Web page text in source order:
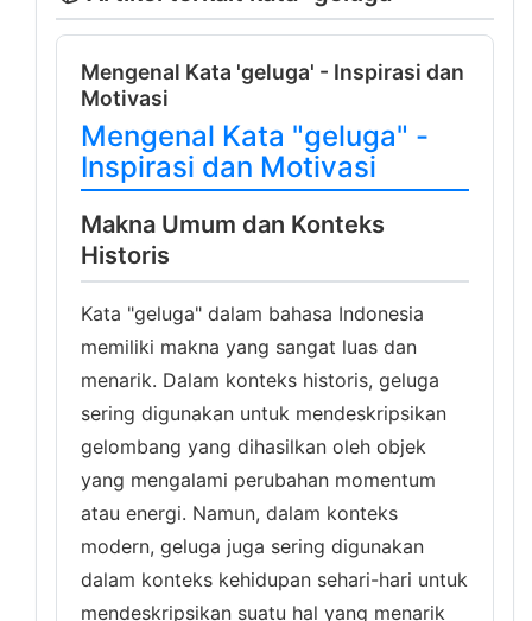
Mengenal Kata 'geluga' - Inspirasi dan
Motivasi
Mengenal Kata "geluga" -
Inspirasi dan Motivasi
Makna Umum dan Konteks
Historis
Kata "geluga" dalam bahasa Indonesia
memiliki makna yang sangat luas dan
menarik. Dalam konteks historis, geluga
sering digunakan untuk mendeskripsikan
gelombang yang dihasilkan oleh objek
yang mengalami perubahan momentum
atau energi. Namun, dalam konteks
modern, geluga juga sering digunakan
dalam konteks kehidupan sehari-hari untuk
mendeskripsikan suatu hal yang menarik